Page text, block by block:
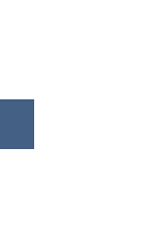
Yellow Mirror